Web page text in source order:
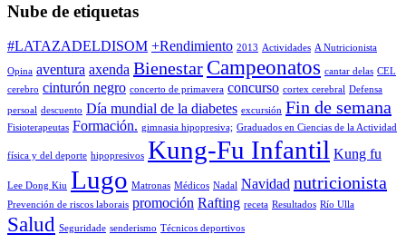
Nube de etiquetas
#LATAZADELDISOM +Rendimiento 2013 Actividades A Nutricionista
Opina aventura axenda Bienestar Campeonatos cantar delas CEL
cerebro cinturón negro concerto de primavera concurso cortex cerebral Defensa
persoal descuento Día mundial de la diabetes excursión Fin de semana
Fisioterapeutas Formación. gimnasia hipopresiva; Graduados en Ciencias de la Actividad
física y del deporte hipopresivos Kung-Fu Infantil Kung fu
Lee Dong Kiu Lugo Matronas Médicos Nadal Navidad nutricionista
Prevención de riscos laborais promoción Rafting receta Resultados Río Ulla
Salud Seguridade senderismo Técnicos deportivos